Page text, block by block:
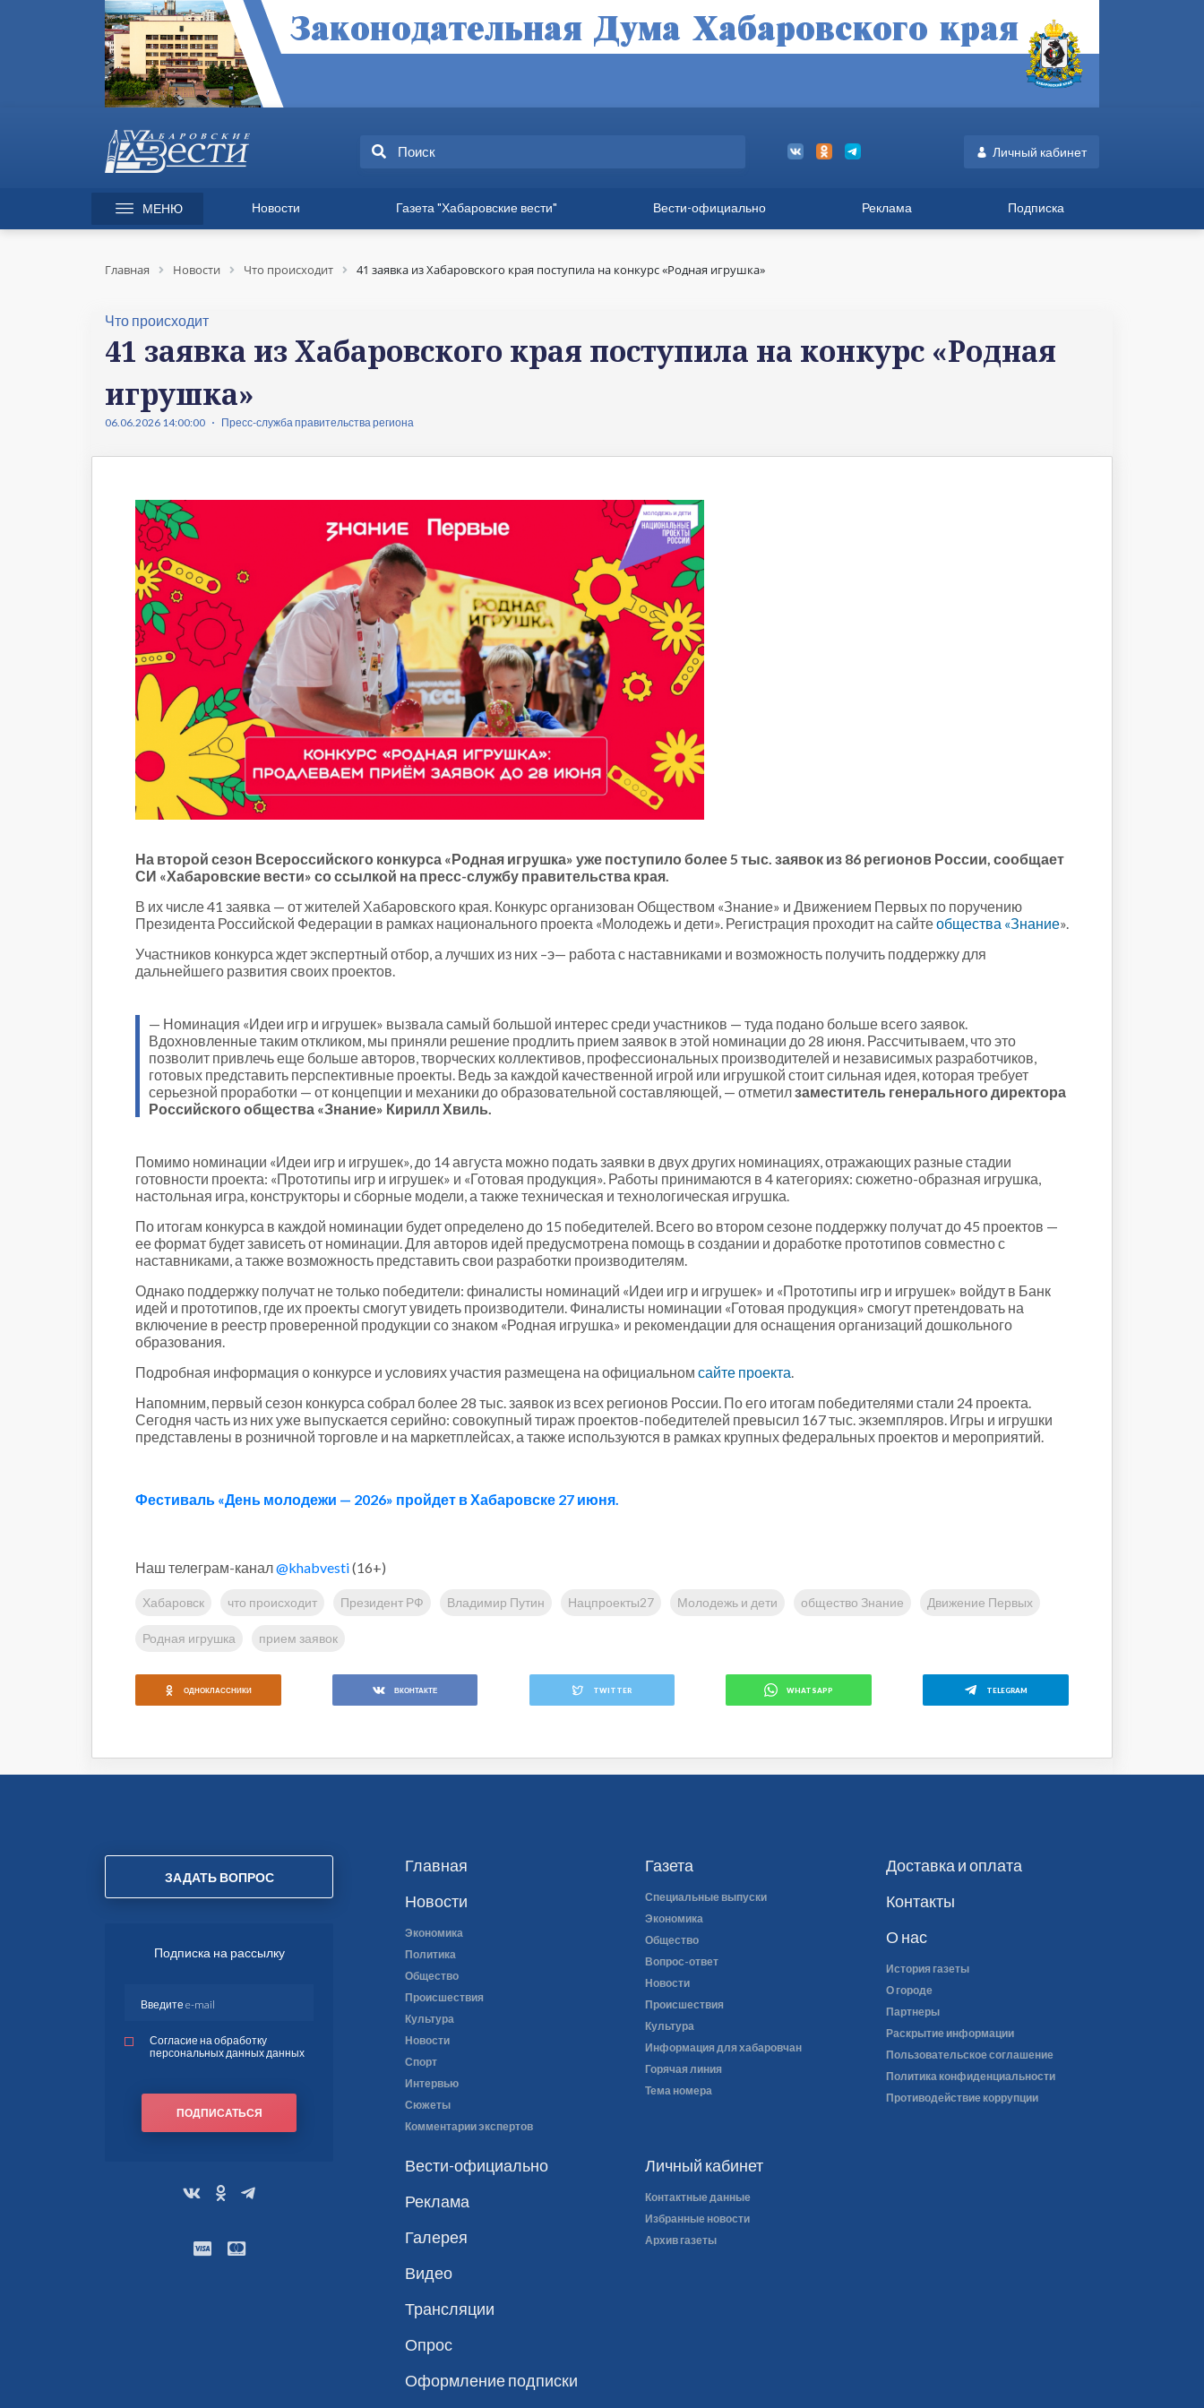
Личный кабинет
МЕНЮ Новости
Происшествия
Политика
Что происходит
Сюжеты
Интервью
Транспорт
Прогноз
Облик города
Благоустройство
Сезонное
Торговля
Образование
Местное самоуправление
Пульс города
Транспорт Хабаровска
Новости
Строительство и городская
среда
Новогоднее
Паводок-2021
Паводок-2022
Выборы-2022
Газета "Хабаровские вести"
Экономика
Культура
Информация для хабаровчан
Новости
Общество
Вести-официально Реклама Подписка
Главная Новости Что происходит 41 заявка из Хабаровского края поступила на конкурс «Родная игрушка»
Что происходит
41 заявка из Хабаровского края поступила на конкурс «Родная
игрушка»
06.06.2026 14:00:00 Пресс-служба правительства региона
На второй сезон Всероссийского конкурса «Родная игрушка» уже поступило более 5 тыс. заявок из 86 регионов России, сообщает
СИ «Хабаровские вести» со ссылкой на пресс-службу правительства края.
В их числе 41 заявка — от жителей Хабаровского края. Конкурс организован Обществом «Знание» и Движением Первых по поручению
Президента Российской Федерации в рамках национального проекта «Молодежь и дети». Регистрация проходит на сайтеобщества «Знание».
Участников конкурса ждет экспертный отбор, а лучших из них –э— работа с наставниками и возможность получить поддержку для
дальнейшего развития своих проектов.
— Номинация «Идеи игр и игрушек» вызвала самый большой интерес среди участников — туда подано больше всего заявок.
Вдохновленные таким откликом, мы приняли решение продлить прием заявок в этой номинации до 28 июня. Рассчитываем, что это
позволит привлечь еще больше авторов, творческих коллективов, профессиональных производителей и независимых разработчиков,
готовых представить перспективные проекты. Ведь за каждой качественной игрой или игрушкой стоит сильная идея, которая требует
серьезной проработки — от концепции и механики до образовательной составляющей, — отметилзаместитель генерального директора
Российского общества «Знание» Кирилл Хвиль.
Помимо номинации «Идеи игр и игрушек», до 14 августа можно подать заявки в двух других номинациях, отражающих разные стадии
готовности проекта: «Прототипы игр и игрушек» и «Готовая продукция». Работы принимаются в 4 категориях: сюжетно-образная игрушка,
настольная игра, конструкторы и сборные модели, а также техническая и технологическая игрушка.
По итогам конкурса в каждой номинации будет определено до 15 победителей. Всего во втором сезоне поддержку получат до 45 проектов —
ее формат будет зависеть от номинации. Для авторов идей предусмотрена помощь в создании и доработке прототипов совместно с
наставниками, а также возможность представить свои разработки производителям.
Однако поддержку получат не только победители: финалисты номинаций «Идеи игр и игрушек» и «Прототипы игр и игрушек» войдут в Банк
идей и прототипов, где их проекты смогут увидеть производители. Финалисты номинации «Готовая продукция» смогут претендовать на
включение в реестр проверенной продукции со знаком «Родная игрушка» и рекомендации для оснащения организаций дошкольного
образования.
Подробная информация о конкурсе и условиях участия размещена на официальном сайте проекта.
Напомним, первый сезон конкурса собрал более 28 тыс. заявок из всех регионов России. По его итогам победителями стали 24 проекта.
Сегодня часть из них уже выпускается серийно: совокупный тираж проектов-победителей превысил 167 тыс. экземпляров. Игры и игрушки
представлены в розничной торговле и на маркетплейсах, а также используются в рамках крупных федеральных проектов и мероприятий.
Фестиваль «День молодежи — 2026» пройдет в Хабаровске 27 июня.
Наш телеграм-канал@khabvesti(16+)
Хабаровск что происходит Президент РФ Владимир Путин Нацпроекты27 Молодежь и дети общество Знание Движение Первых
Родная игрушка прием заявок
ОДНОКЛАССНИКИ ВКОНТАКТЕ TWITTER WHATSAPP TELEGRAM
Личный кабинет
Контактные данные
Избранные новости
Архив газеты
Главная
Новости
Экономика
Политика
Общество
Происшествия
Культура
Новости
Спорт
Интервью
Сюжеты
Комментарии экспертов
Газета
Специальные выпуски
Экономика
Общество
Вопрос-ответ
Новости
Происшествия
Культура
Информация для хабаровчан
Горячая линия
Тема номера
Доставка и оплата
Контакты
О нас
История газеты
О городе
Партнеры
Раскрытие информации
Пользовательское соглашение
Политика конфиденциальности
Противодействие коррупции
Вести-официально
Реклама
Галерея
Видео
Трансляции
Опрос
Оформление подписки
ЗАДАТЬ ВОПРОС
Подписка на рассылку
Согласие на обработку
персональных данных данных
ПОДПИСАТЬСЯ